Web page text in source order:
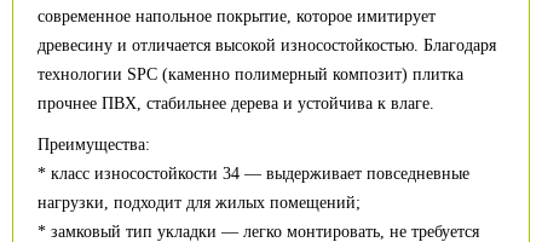
современное напольное покрытие, которое имитирует
древесину и отличается высокой износостойкостью. Благодаря
технологии SPC (каменно полимерный композит) плитка
прочнее ПВХ, стабильнее дерева и устойчива к влаге.
Преимущества:
* класс износостойкости 34 — выдерживает повседневные
нагрузки, подходит для жилых помещений;
* замковый тип укладки — легко монтировать, не требуется